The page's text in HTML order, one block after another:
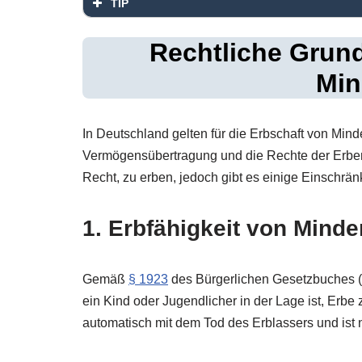
TIP
Rechtliche
In Deutschland gelten für die Erbschaft von
Vermögensübertragung und die Rechte der
Recht, zu erben, jedoch gibt es einige
1. Erbfähigkeit von
Gemäß § 1923 des Bürgerlichen Gesetzbuches
ein Kind oder Jugendlicher in der Lage ist,
automatisch mit dem Tod des Erblassers und